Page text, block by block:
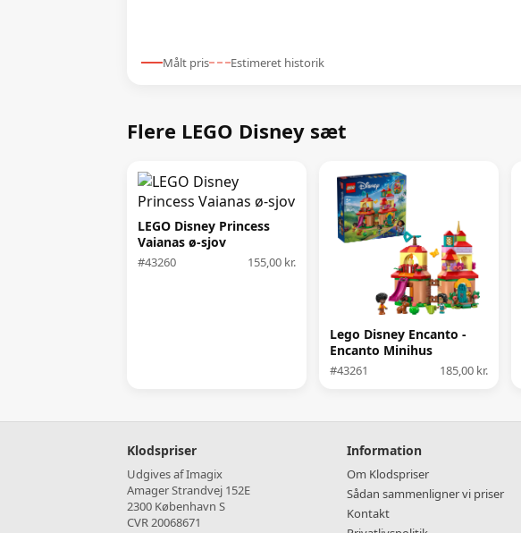
Målt pris Estimeret historik
Flere LEGO Disney sæt
LEGO Disney Princess
Vaianas ø-sjov
#43260 155,00 kr.
Lego Disney Encanto -
Encanto Minihus
#43261 185,00 kr.
Klodspriser
Udgives af Imagix
Amager Strandvej 152E
2300 København S
CVR 20068671
Information
Om Klodspriser
Sådan sammenligner vi priser
Kontakt